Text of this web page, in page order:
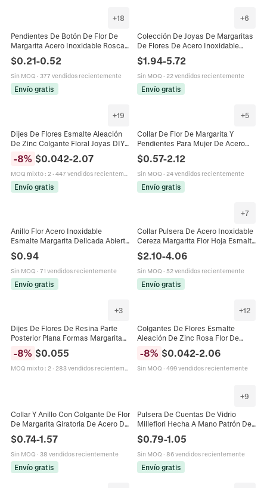
+18
Pendientes De Botón De Flor De
Margarita Acero Inoxidable Rosca
Posterior Hueco Floral Minimalista
Para Mujeres
$0.21-0.52
Sin MOQ · 377 vendidos recientemente
Envío gratis
+6
Colección De Joyas De Margaritas
De Flores De Acero Inoxidable
Collar De Doble Capa Pulsera Y
Pendientes Para Mujer
$1.94-5.72
Sin MOQ · 22 vendidos recientemente
Envío gratis
+19
Dijes De Flores Esmalte Aleación
De Zinc Colgante Floral Joyas DIY
Margarita Rosa
-8% $0.042-2.07
MOQ mixto: 2· 447 vendidos recientemente
Envío gratis
+5
Collar De Flor De Margarita Y
Pendientes Para Mujer De Acero
Florales Elegantes
$0.57-2.12
Sin MOQ · 24 vendidos recientemente
Envío gratis
Anillo Flor Acero Inoxidable
Esmalte Margarita Delicada Abierto
Ajustable Joyas Moda Para
Mujeres Estilo Elegante Dulce
$0.94
Sin MOQ · 71 vendidos recientemente
Envío gratis
+7
Collar Pulsera De Acero Inoxidable
Cereza Margarita Flor Hoja Esmalte
Colorido Encanto Fruta Planta
Cadena Delicada Joyería Para
Mujer
$2.10-4.06
Sin MOQ · 52 vendidos recientemente
Envío gratis
+3
Dijes De Flores De Resina Parte
Posterior Plana Formas Margarita
Girasol Para Manualidades DIY
Funda De Teléfono Pinzas Para El
Pelo Decoración Fabricación De
-8% $0.055
MOQ mixto: 2· 283 vendidos recientemente
+12
Colgantes De Flores Esmalte
Aleación De Zinc Rosa Flor De
Cerezo Margarita Rosa Para Hacer
Joyas Manualidades Llavero Collar
-8% $0.042-2.06
Sin MOQ · 499 vendidos recientemente
Collar Y Anillo Con Colgante De Flor
De Margarita Giratoria De Acero De
Artificial Joyería Mujer
$0.74-1.57
Sin MOQ · 38 vendidos recientemente
Envío gratis
+9
Pulsera De Cuentas De Vidrio
Millefiori Hecha A Mano Patrón De
Joyería Bohemia Mujeres
$0.79-1.05
Sin MOQ · 86 vendidos recientemente
Envío gratis